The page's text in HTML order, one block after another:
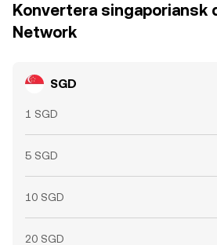
Konvertera singaporiansk
Network
SGD
1 SGD
5 SGD
10 SGD
20 SGD